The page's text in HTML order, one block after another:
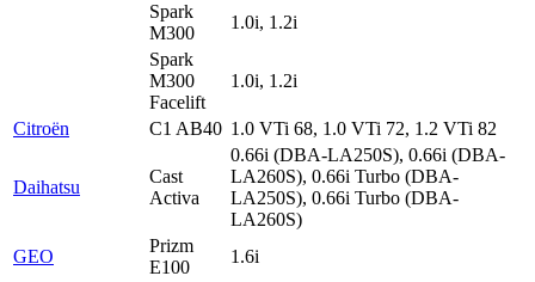
Spark
M300
1.0i, 1.2i
Spark
M300
Facelift
1.0i, 1.2i
Citroën C1 AB40 1.0 VTi 68, 1.0 VTi 72, 1.2 VTi 82
Daihatsu
Cast
Activa
0.66i (DBA-LA250S), 0.66i (DBA-
LA260S), 0.66i Turbo (DBA-
LA250S), 0.66i Turbo (DBA-
LA260S)
GEO
Prizm
E100
1.6i